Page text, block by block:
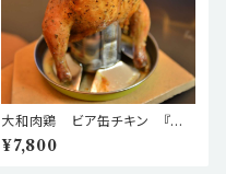
大和肉鶏 ビア缶チキン 『生
鶏』【キャンプ&BBQの主役】
¥7,800